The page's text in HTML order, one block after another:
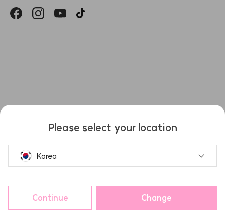
Please select your location
Korea
Continue Change